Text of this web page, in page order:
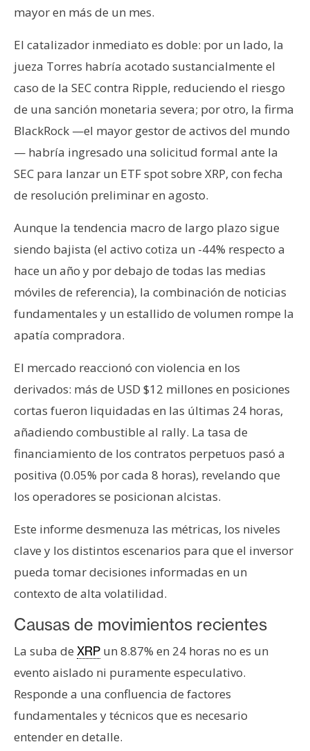
c
d
a
d
mayor en más de un mes.
El catalizador inmediato es doble: por un lado, la
jueza Torres habría acotado sustancialmente el
caso de la SEC contra Ripple, reduciendo el riesgo
de una sanción monetaria severa; por otro, la firma
BlackRock —el mayor gestor de activos del mundo
— habría ingresado una solicitud formal ante la
SEC para lanzar un ETF spot sobre XRP, con fecha
de resolución preliminar en agosto.
Aunque la tendencia macro de largo plazo sigue
siendo bajista (el activo cotiza un -44% respecto a
hace un año y por debajo de todas las medias
móviles de referencia), la combinación de noticias
fundamentales y un estallido de volumen rompe la
apatía compradora.
El mercado reaccionó con violencia en los
derivados: más de USD $12 millones en posiciones
cortas fueron liquidadas en las últimas 24 horas,
añadiendo combustible al rally. La tasa de
financiamiento de los contratos perpetuos pasó a
positiva (0.05% por cada 8 horas), revelando que
los operadores se posicionan alcistas.
Este informe desmenuza las métricas, los niveles
clave y los distintos escenarios para que el inversor
pueda tomar decisiones informadas en un
contexto de alta volatilidad.
Causas de movimientos recientes
La suba de XRP un 8.87% en 24 horas no es un
evento aislado ni puramente especulativo.
Responde a una confluencia de factores
fundamentales y técnicos que es necesario
entender en detalle.